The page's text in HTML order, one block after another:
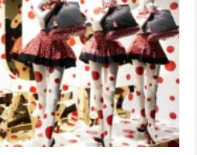
Yayoi
Kusama
:
une
nouvelle
collection
tout
en
pointillée.